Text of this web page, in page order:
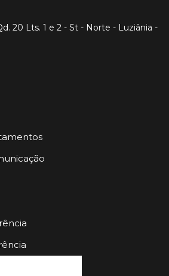
20 Lts. 1 e 2 - St - Norte - Luziânia -